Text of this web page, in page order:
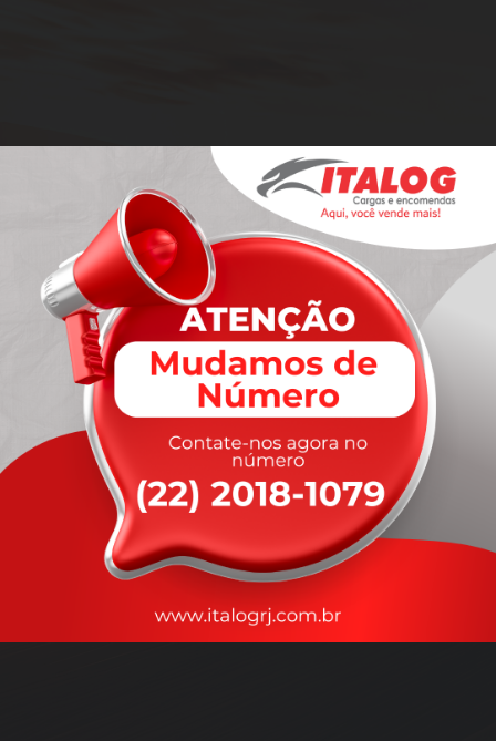
rapidez
que você precisa,
com a qualidade que vocêmerece.
Nossos motoristas são treinados para garantir a máxima
durante o transporte, com rastreamento em tempo real.